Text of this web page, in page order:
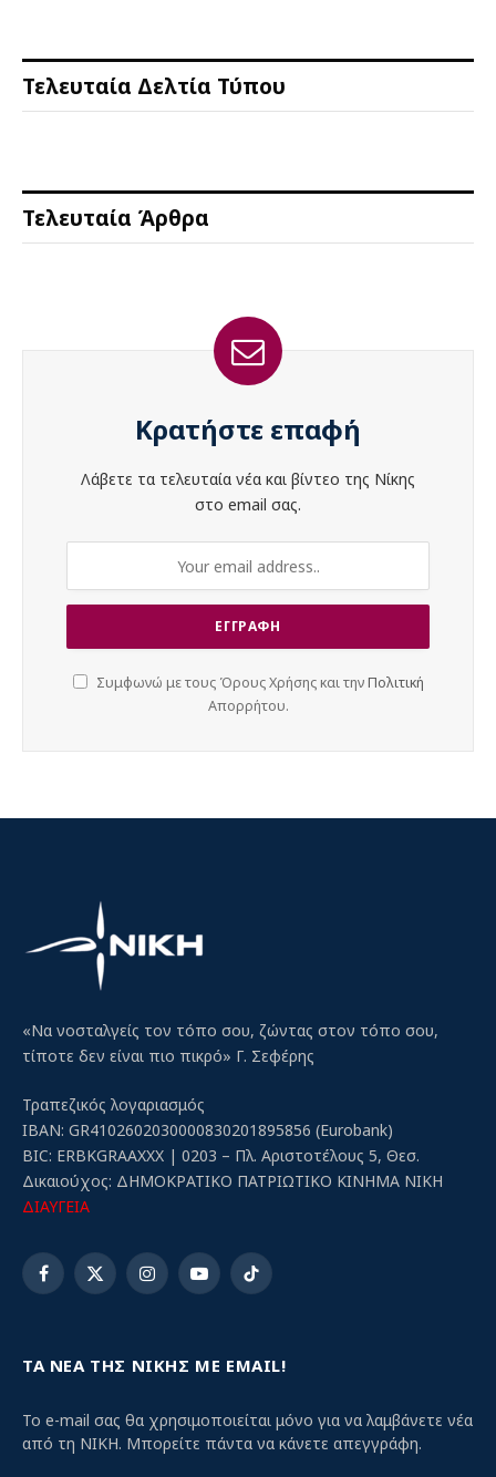
Τελευταία Δελτία Τύπου
Τελευταία Άρθρα
Κρατήστε επαφή
Λάβετε τα τελευταία νέα και βίντεο της Νίκης
στο email σας.
Συμφωνώ με τους Όρους Χρήσης και τηνΠολιτική
Απορρήτου.
«Να νοσταλγείς τον τόπο σου, ζώντας στον τόπο σου,
τίποτε δεν είναι πιο πικρό» Γ. Σεφέρης
Τραπεζικός λογαριασμός
IBAN: GR4102602030000830201895856 (Eurobank)
BIC: ERBKGRAAXXX | 0203 – Πλ. Αριστοτέλους 5, Θεσ.
Δικαιούχος: ΔΗΜΟΚΡΑΤΙΚΟ ΠΑΤΡΙΩΤΙΚΟ ΚΙΝΗΜΑ ΝΙΚΗ
ΔΙΑΥΓΕΙΑ
Facebook
X
InstagramYouTubeTikTok
ΤΑ ΝΕΑ ΤΗΣ ΝΙΚΗΣ ΜΕ EMAIL!
Το e-mail σας θα χρησιμοποιείται μόνο για να λαμβάνετε νέα
από τη ΝΙΚΗ. Μπορείτε πάντα να κάνετε απεγγράφη.